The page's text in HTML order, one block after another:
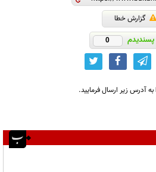
گزارش خطا
پسندیدم 0
آدرس زیر ارسال فرمایید.